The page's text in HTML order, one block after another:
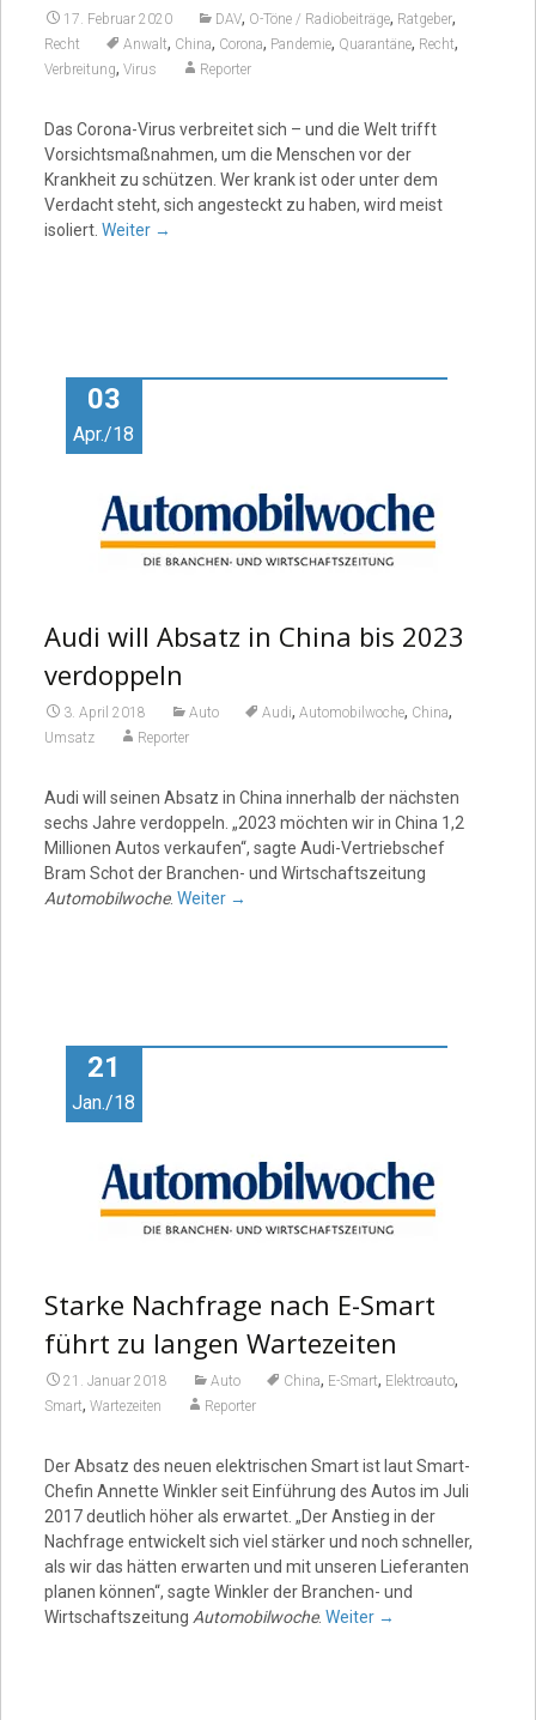
17. Februar 2020 DAV, O-Töne / Radiobeiträge, Ratgeber,
Recht Anwalt, China, Corona, Pandemie, Quarantäne, Recht,
Verbreitung, Virus Reporter
Das Corona-Virus verbreitet sich – und die Welt trifft
Vorsichtsmaßnahmen, um die Menschen vor der
Krankheit zu schützen. Wer krank ist oder unter dem
Verdacht steht, sich angesteckt zu haben, wird meist
isoliert. Weiter →
03
Apr./18
Audi will Absatz in China bis 2023
verdoppeln
3. April 2018 Auto Audi, Automobilwoche, China,
Umsatz Reporter
Audi will seinen Absatz in China innerhalb der nächsten
sechs Jahre verdoppeln. „2023 möchten wir in China 1,2
Millionen Autos verkaufen“, sagte Audi-Vertriebschef
Bram Schot der Branchen- und Wirtschaftszeitung
Automobilwoche. Weiter →
21
Jan./18
Starke Nachfrage nach E-Smart
führt zu langen Wartezeiten
21. Januar 2018 Auto China, E-Smart, Elektroauto,
Smart, Wartezeiten Reporter
Der Absatz des neuen elektrischen Smart ist laut Smart-
Chefin Annette Winkler seit Einführung des Autos im Juli
2017 deutlich höher als erwartet. „Der Anstieg in der
Nachfrage entwickelt sich viel stärker und noch schneller,
als wir das hätten erwarten und mit unseren Lieferanten
planen können“, sagte Winkler der Branchen- und
Wirtschaftszeitung Automobilwoche. Weiter →